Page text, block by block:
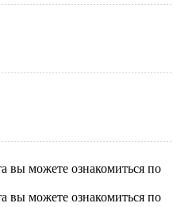
вы можете ознакомиться по
вы можете ознакомиться по